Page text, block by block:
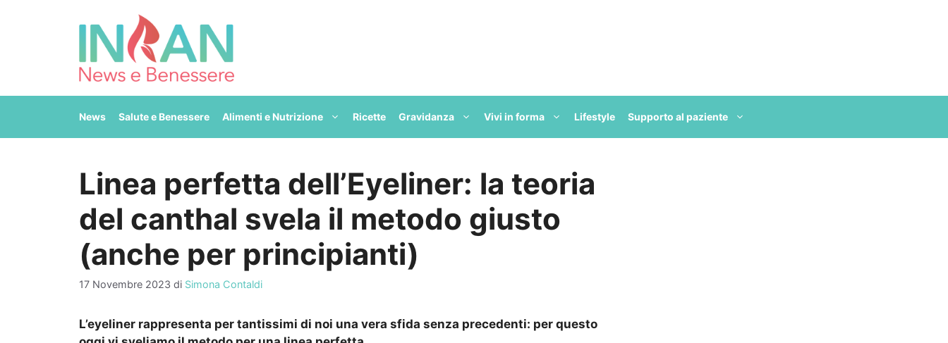
News Salute e Benessere Alimenti e Nutrizione Ricette Gravidanza Vivi in forma Lifestyle Supporto al paziente
Linea perfetta dell’Eyeliner: la teoria
del canthal svela il metodo giusto
(anche per principianti)
17 Novembre 2023 di Simona Contaldi
L’eyeliner rappresenta per tantissimi di noi una vera sfida senza precedenti: per questo